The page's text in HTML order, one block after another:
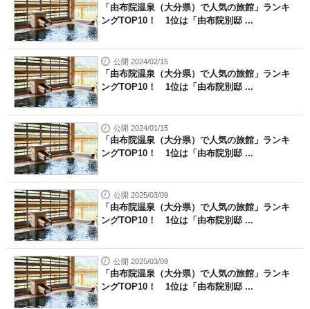
「由布院温泉（大分県）で人気の旅館」ランキ
ングTOP10！ 1位は「由布院別邸 ...
公開 2024/02/15
「由布院温泉（大分県）で人気の旅館」ランキ
ングTOP10！ 1位は「由布院別邸 ...
公開 2024/01/15
「由布院温泉（大分県）で人気の旅館」ランキ
ングTOP10！ 1位は「由布院別邸 ...
公開 2025/03/09
「由布院温泉（大分県）で人気の旅館」ランキ
ングTOP10！ 1位は「由布院別邸 ...
公開 2025/03/09
「由布院温泉（大分県）で人気の旅館」ランキ
ングTOP10！ 1位は「由布院別邸 ...